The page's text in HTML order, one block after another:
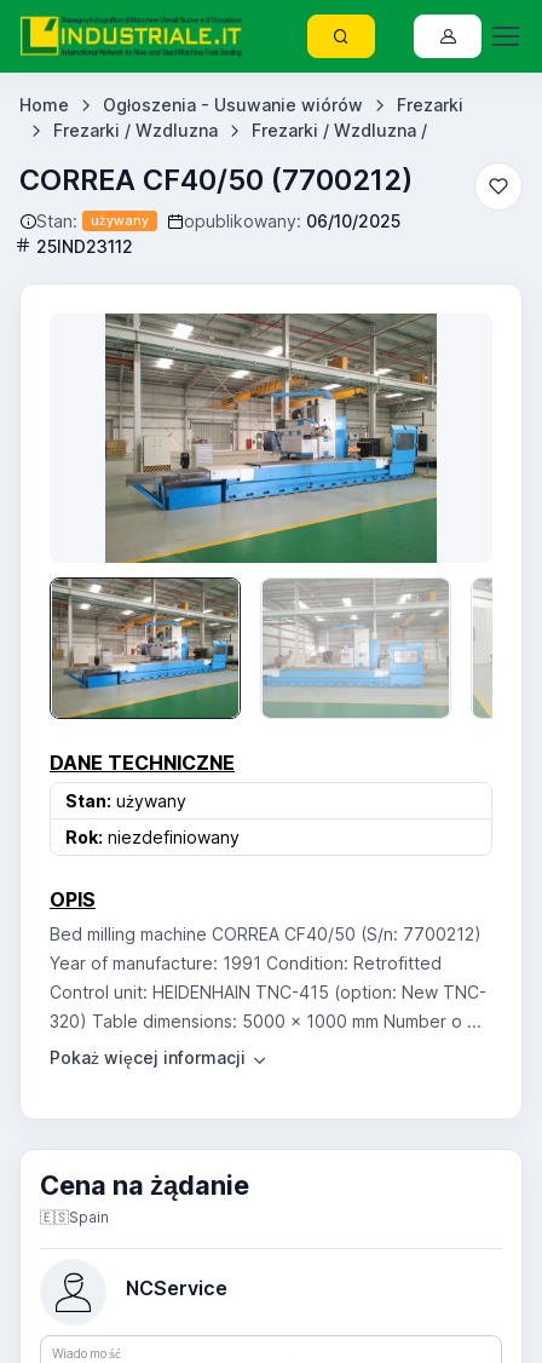
Home Ogłoszenia - Usuwanie wiórów
Frezarki
Frezarki / Wzdluzna
Frezarki / Wzdluzna /
CORREA CF40/50 (7700212)
Stan: używany opublikowany: 06/10/2025
25IND23112
DANE TECHNICZNE
Stan: używany
Rok: niezdefiniowany
OPIS
Bed milling machine CORREA CF40/50 (S/n: 7700212)
Year of manufacture: 1991 Condition: Retrofitted
Control unit: HEIDENHAIN TNC-415 (option: New TNC-
320) Table dimensions: 5000 x 1000 mm Number o ...
Cena na żądanie
🇪🇸Spain
NCService
Wiadomość